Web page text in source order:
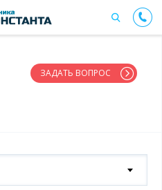
ЗАДАТЬ ВОПРОС